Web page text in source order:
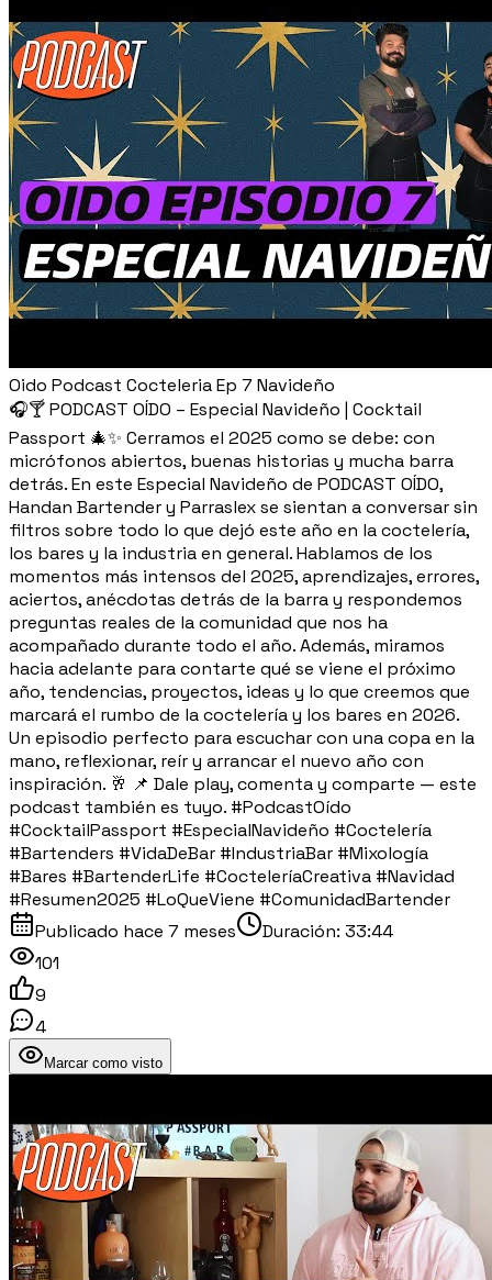
Oido Podcast Cocteleria Ep 7 Navideño
🎧🍸 PODCAST OÍDO – Especial Navideño | Cocktail
Passport 🎄✨ Cerramos el 2025 como se debe: con
micrófonos abiertos, buenas historias y mucha barra
detrás. En este Especial Navideño de PODCAST OÍDO,
Handan Bartender y Parraslex se sientan a conversar sin
filtros sobre todo lo que dejó este año en la coctelería,
los bares y la industria en general. Hablamos de los
momentos más intensos del 2025, aprendizajes, errores,
aciertos, anécdotas detrás de la barra y respondemos
preguntas reales de la comunidad que nos ha
acompañado durante todo el año. Además, miramos
hacia adelante para contarte qué se viene el próximo
año, tendencias, proyectos, ideas y lo que creemos que
marcará el rumbo de la coctelería y los bares en 2026.
Un episodio perfecto para escuchar con una copa en la
mano, reflexionar, reír y arrancar el nuevo año con
inspiración. 🥂 📌 Dale play, comenta y comparte — este
podcast también es tuyo. #PodcastOído
#CocktailPassport #EspecialNavideño #Coctelería
#Bartenders #VidaDeBar #IndustriaBar #Mixología
#Bares #BartenderLife #CocteleríaCreativa #Navidad
#Resumen2025 #LoQueViene #ComunidadBartender
Publicado hace 7 meses Duración: 33:44
101
9
4
Marcar como visto